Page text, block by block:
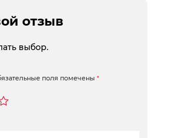
отзыв
выбор.
поля помечены *